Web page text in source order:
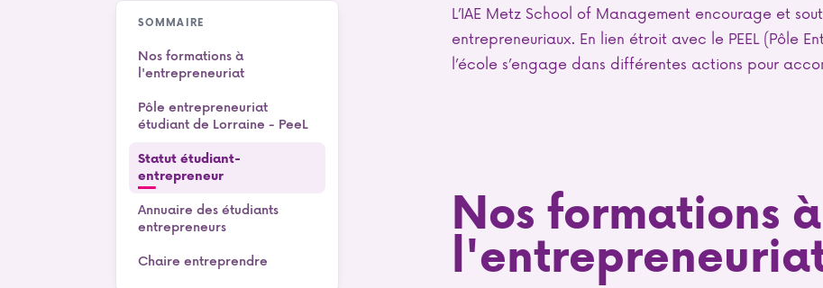
SOMMAIRE
Nos formations à
l'entrepreneuriat
Pôle entrepreneuriat
étudiant de Lorraine - PeeL
Statut étudiant-
entrepreneur
Annuaire des étudiants
entrepreneurs
Chaire entreprendre
L’IAE Metz School of Management encourage et
entrepreneuriaux. En lien étroit avec le PEEL (Pôle
l’école s’engage dans différentes actions pour
Nos formations à